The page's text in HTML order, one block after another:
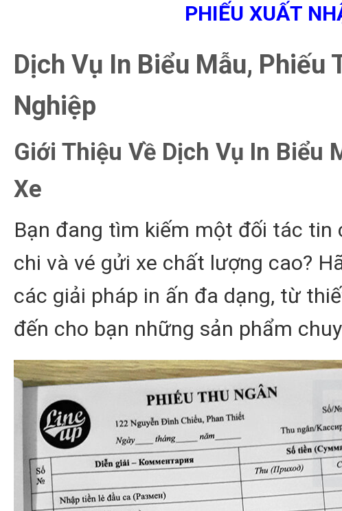
PHIẾU XUẤT
Dịch Vụ In Biểu Mẫu, Phiếu
Nghiệp
Giới Thiệu Về Dịch Vụ In Biểu
Xe
Bạn đang tìm kiếm một đối tác tin
chi và vé gửi xe chất lượng cao?
các giải pháp in ấn đa dạng, từ
đến cho bạn những sản phẩm